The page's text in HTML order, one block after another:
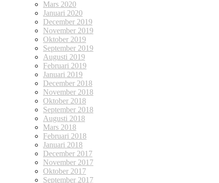
Mars 2020
Januari 2020
December 2019
November 2019
Oktober 2019
September 2019
Augusti 2019
Februari 2019
Januari 2019
December 2018
November 2018
Oktober 2018
September 2018
Augusti 2018
Mars 2018
Februari 2018
Januari 2018
December 2017
November 2017
Oktober 2017
September 2017